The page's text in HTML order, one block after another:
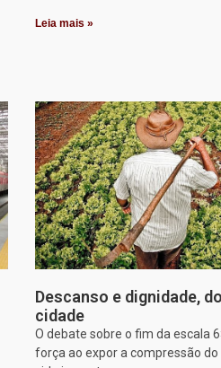
Leia mais »
Descanso e dignidade,
cidade
O debate sobre o fim da escala
força ao expor a compressão